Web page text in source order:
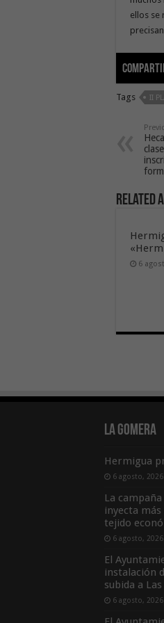
ellos se
Tags II
Related
6
La Gomera
Hermigua
6 agosto, 2026
La
inyecta
tejido
6 agosto, 2026
El
instalación
subida a
6 agosto, 2026